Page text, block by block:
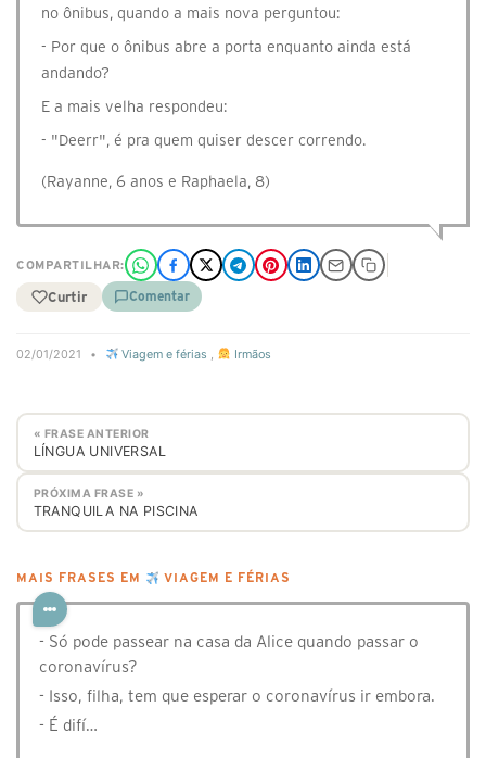
no ônibus, quando a mais nova perguntou:
- Por que o ônibus abre a porta enquanto ainda está
andando?
E a mais velha respondeu:
- "Deerr", é pra quem quiser descer correndo.
(Rayanne, 6 anos e Raphaela, 8)
COMPARTILHAR:
Curtir Comentar
02/01/2021 • Viagem e férias , Irmãos
« FRASE ANTERIOR
LÍNGUA UNIVERSAL
PRÓXIMA FRASE »
TRANQUILA NA PISCINA
MAIS FRASES EM VIAGEM E FÉRIAS
- Só pode passear na casa da Alice quando passar o
coronavírus?
- Isso, filha, tem que esperar o coronavírus ir embora.
- É difí…